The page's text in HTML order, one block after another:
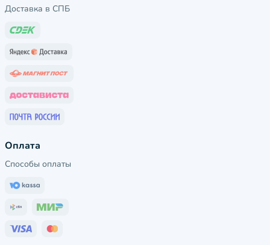
Доставка в СПБ
Оплата
Способы оплаты